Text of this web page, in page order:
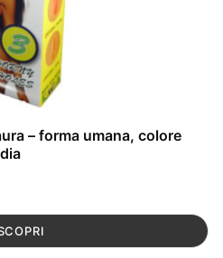
– forma umana, colore